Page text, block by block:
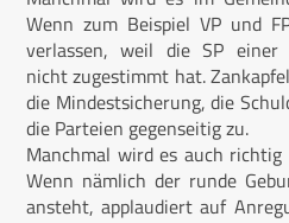
Wenn zum Beispiel VP und
verlassen, weil die SP einer
nicht zugestimmt hat.
die Mindestsicherung, die
die Parteien gegenseitig zu.
Manchmal wird es auch
Wenn nämlich der runde
ansteht, applaudiert auf